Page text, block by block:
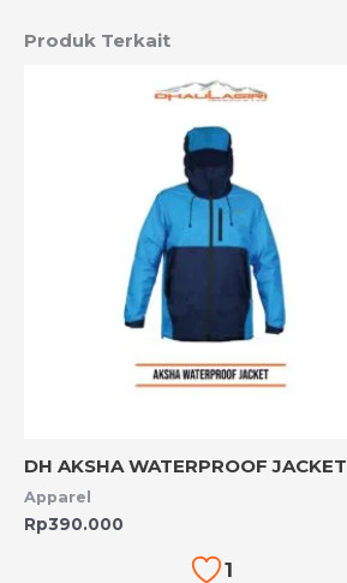
Produk Terkait
DH AKSHA WATERPROOF JACKET
Apparel
Rp390.000
1